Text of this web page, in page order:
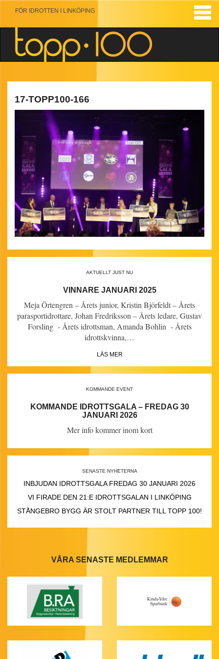
FÖR IDROTTEN I LINKÖPING
17-TOPP100-166
AKTUELLT JUST NU
VINNARE JANUARI 2025
Meja Örtengren – Årets junior, Kristin Björfeldt – Årets
parasportidrottare, Johan Fredriksson – Årets ledare, Gustav
Forsling - Årets idrottsman, Amanda Bohlin - Årets
idrottskvinna,…
LÄS MER
KOMMANDE EVENT
KOMMANDE IDROTTSGALA – FREDAG 30
JANUARI 2026
Mer info kommer inom kort
SENASTE NYHETERNA
INBJUDAN IDROTTSGALA FREDAG 30 JANUARI 2026
VI FIRADE DEN 21:E IDROTTSGALAN I LINKÖPING
STÅNGEBRO BYGG ÄR STOLT PARTNER TILL TOPP 100!
VÅRA SENASTE MEDLEMMAR